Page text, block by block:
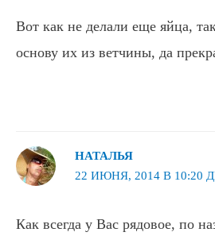
Вот как не делали еще яйца,
основу их из ветчины, да
НАТАЛЬЯ
22 ИЮНЯ, 2014 В 10:20
Как всегда у Вас рядовое, по